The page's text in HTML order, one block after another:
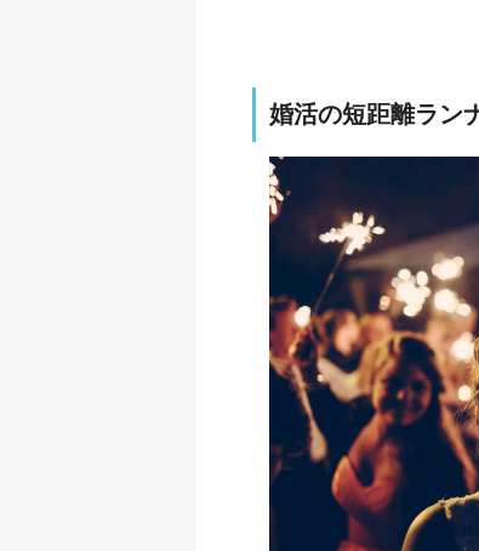
婚活の短距離ラン